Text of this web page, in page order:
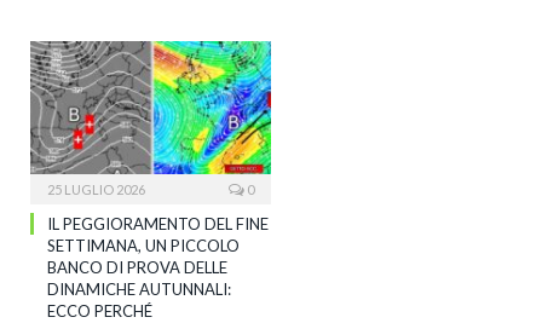
25 LUGLIO 2026 0
IL PEGGIORAMENTO DEL FINE
SETTIMANA, UN PICCOLO
BANCO DI PROVA DELLE
DINAMICHE AUTUNNALI:
ECCO PERCHÉ